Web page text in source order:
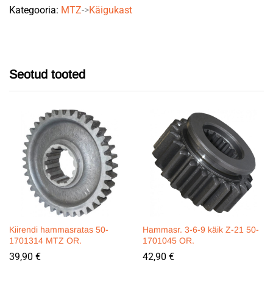
Kategooria: MTZ->Käigukast
Seotud tooted
Kiirendi hammasratas 50-
1701314 MTZ OR.
39,90 €
Hammasr. 3-6-9 käik Z-21 50-
1701045 OR.
42,90 €